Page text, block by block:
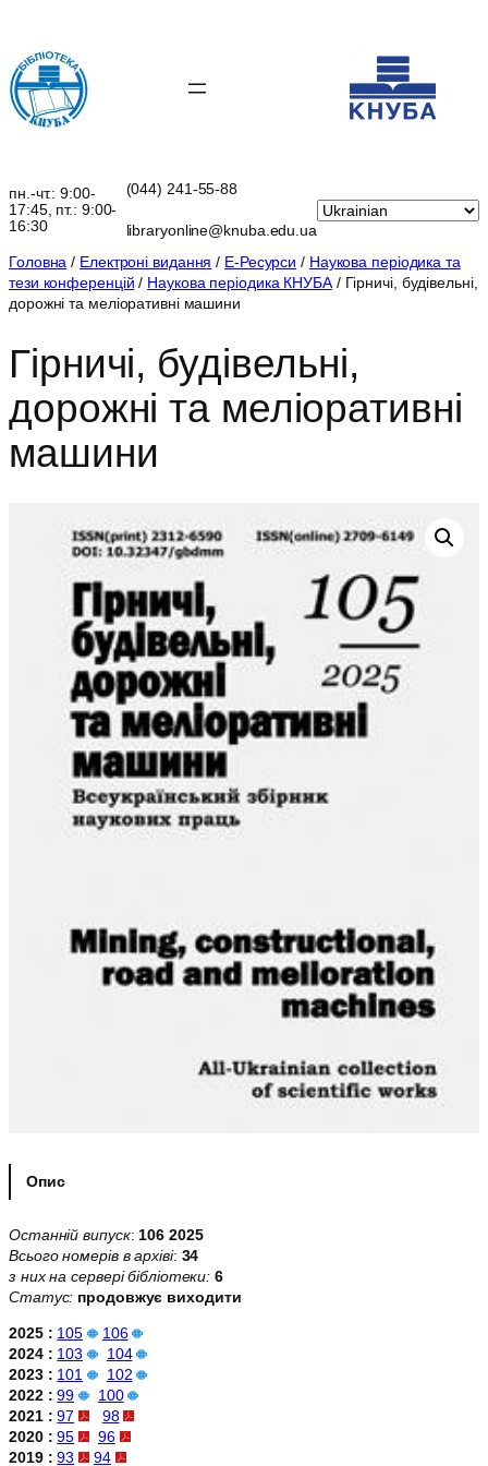
вмісту
пн.-чт.: 9:00-
17:45, пт.: 9:00-
16:30
(044) 241-55-88
libraryonline@knuba.edu.ua
Головна / Електроні видання / Е-Ресурси / Наукова періодика та
тези конференцій / Наукова періодика КНУБА/ Гірничі, будівельні,
дорожні та меліоративні машини
Гірничі, будівельні,
дорожні та меліоративні
машини
Опис
Останній випуск: 106 2025
Всього номерів в архіві: 34
з них на сервері бібліотеки: 6
Статус: продовжує виходити
2025 : 105
106
2024 : 103
104
2023 : 101
102
2022 : 99
100
2021 : 97
98
2020 : 95
96
2019 : 93 94